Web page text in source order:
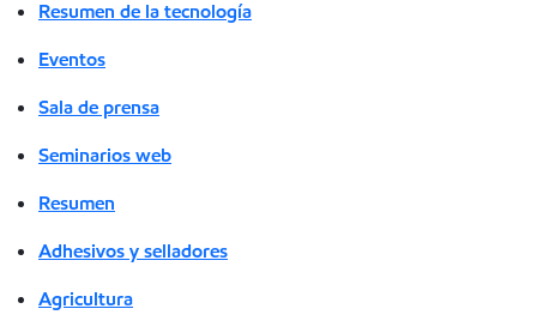
Resumen de la tecnología
Eventos
Sala de prensa
Seminarios web
Resumen
Adhesivos y selladores
Agricultura